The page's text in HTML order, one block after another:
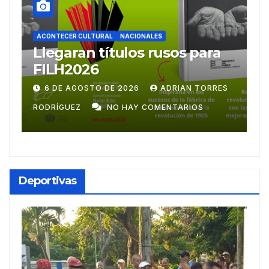
ACONTECER CULTURAL
Ballet Laura Alonso
emprende gira
centroamericana
28 DE JULIO DE 2026 ADRIAN TORRES
RODRÍGUEZ NO HAY COMENTARIOS
Deportivas